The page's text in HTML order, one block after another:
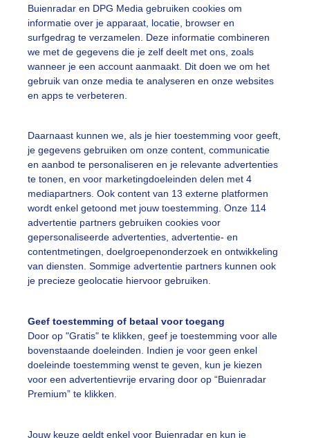
Buienradar en DPG Media gebruiken cookies om
informatie over je apparaat, locatie, browser en
surfgedrag te verzamelen. Deze informatie combineren
we met de gegevens die je zelf deelt met ons, zoals
wanneer je een account aanmaakt. Dit doen we om het
gebruik van onze media te analyseren en onze websites
en apps te verbeteren.
Daarnaast kunnen we, als je hier toestemming voor geeft,
je gegevens gebruiken om onze content, communicatie
en aanbod te personaliseren en je relevante advertenties
te tonen, en voor marketingdoeleinden delen met 4
mediapartners. Ook content van 13 externe platformen
wordt enkel getoond met jouw toestemming. Onze 114
advertentie partners gebruiken cookies voor
gepersonaliseerde advertenties, advertentie- en
contentmetingen, doelgroepenonderzoek en ontwikkeling
van diensten. Sommige advertentie partners kunnen ook
je precieze geolocatie hiervoor gebruiken.
Geef toestemming of betaal voor toegang
Door op "Gratis" te klikken, geef je toestemming voor alle
bovenstaande doeleinden. Indien je voor geen enkel
doeleinde toestemming wenst te geven, kun je kiezen
voor een advertentievrije ervaring door op “Buienradar
Premium” te klikken.
Jouw keuze geldt enkel voor Buienradar en kun je
komt de zon
Cynthia Van Leusden Gemaakt: 11-05-2026, 28x bekeken
Wolken